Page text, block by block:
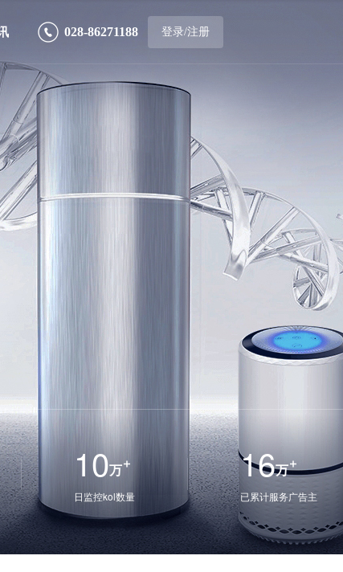
028-86271188 登录/注册
10万
日监控kol数量
16万
已累计服务广告主